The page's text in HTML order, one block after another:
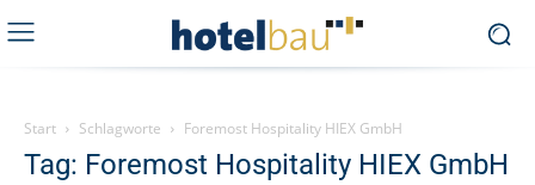
Start Schlagworte Foremost Hospitality HIEX GmbH
Tag: Foremost Hospitality HIEX GmbH